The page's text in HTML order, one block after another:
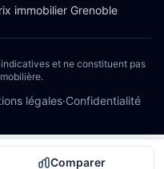
Comparer
immobilier Grenoble
et ne constituent pas
légales·Confidentialité